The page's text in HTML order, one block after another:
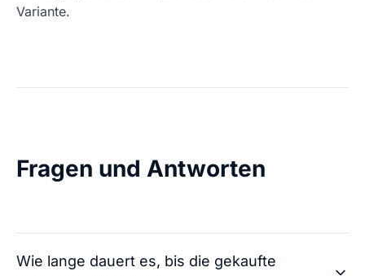
Variante.
Fragen und Antworten
Wie lange dauert es, bis die gekaufte